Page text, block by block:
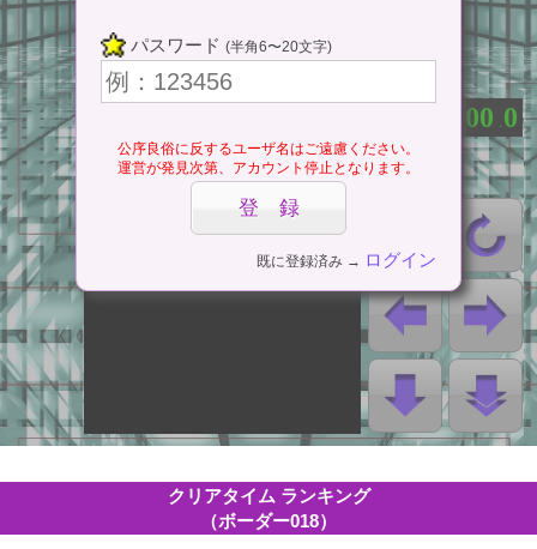
パスワード (半角6〜20文字)
公序良俗に反するユーザ名はご遠慮ください。
運営が発見次第、アカウント停止となります。
既に登録済み → ログイン
⇔ 一時停止
00 0
クリアタイム ランキング
（ボーダー018）